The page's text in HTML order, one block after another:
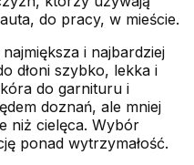
do pracy, w mieście.
najmiększa i najbardziej
dłoni szybko, lekka i
do garnituru i
doznań, ale mniej
niż cielęca. Wybór
ponad wytrzymałość.